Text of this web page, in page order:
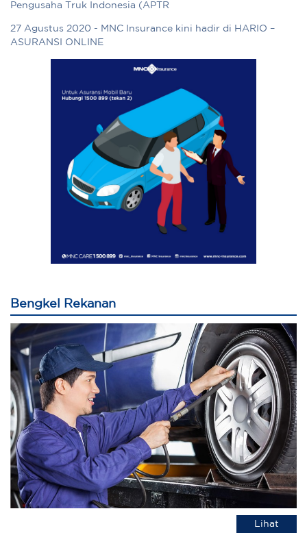
Pengusaha Truk Indonesia (APTR
27 Agustus 2020 - MNC Insurance kini hadir di HARIO –
ASURANSI ONLINE
Bengkel Rekanan
Lihat